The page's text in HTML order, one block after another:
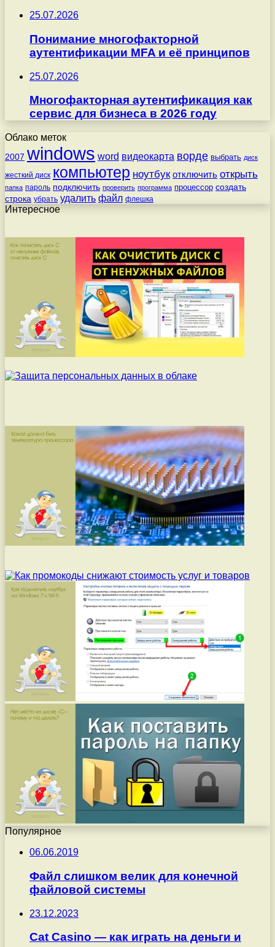
25.07.2026
Понимание многофакторной
аутентификации MFA и её принципов
25.07.2026
Многофакторная аутентификация как
сервис для бизнеса в 2026 году
Облако меток
2007 windows word видеокарта ворде выбрать диск
жесткий диск компьютер ноутбук отключить открыть
папка пароль подключить проверить программа процессор создать
строка убрать удалить файл флешка
Интересное
Популярное
06.06.2019
Файл слишком велик для конечной
файловой системы
23.12.2023
Cat Casino — как играть на деньги и